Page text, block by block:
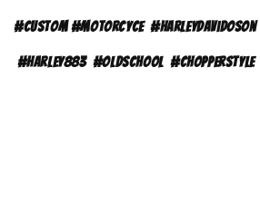
#custom #motorcyce#harleydavidoson
#harley883 #oldschool #chopperstyle